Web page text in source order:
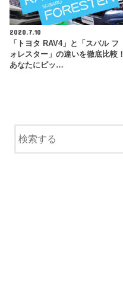
2020.7.10
「トヨタ RAV4」と「スバル フ
ォレスター」の違いを徹底比較！
あなたにピッ…